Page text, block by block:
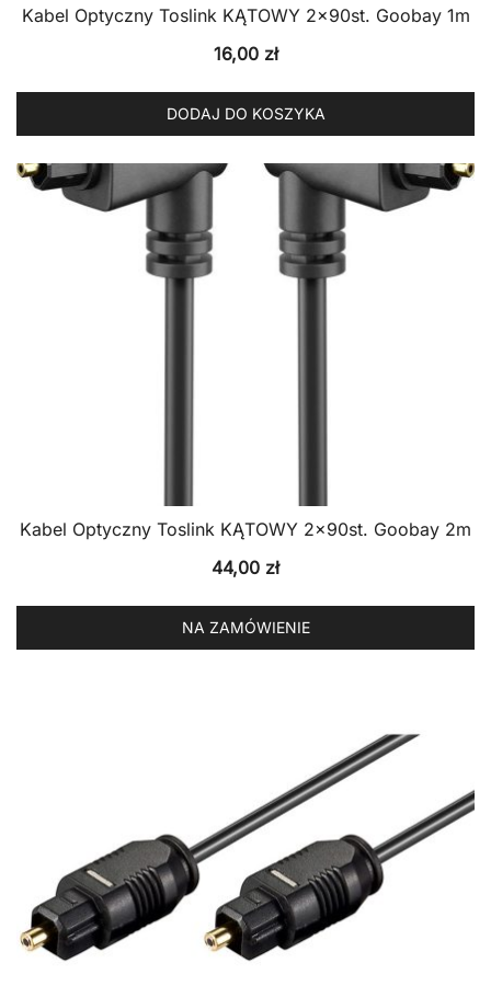
Kabel Optyczny Toslink KĄTOWY 2x90st. Goobay 1m
16,00 zł
DODAJ DO KOSZYKA
Kabel Optyczny Toslink KĄTOWY 2x90st. Goobay 2m
44,00 zł
NA ZAMÓWIENIE